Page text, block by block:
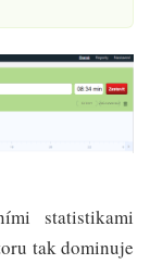
statistikami
tak dominuje